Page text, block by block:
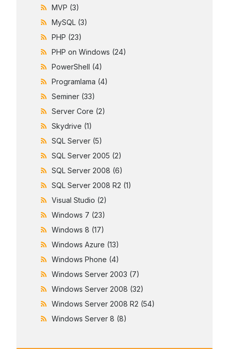
MVP (3)
MySQL (3)
PHP (23)
PHP on Windows (24)
PowerShell (4)
Programlama (4)
Seminer (33)
Server Core (2)
Skydrive (1)
SQL Server (5)
SQL Server 2005 (2)
SQL Server 2008 (6)
SQL Server 2008 R2 (1)
Visual Studio (2)
Windows 7 (23)
Windows 8 (17)
Windows Azure (13)
Windows Phone (4)
Windows Server 2003 (7)
Windows Server 2008 (32)
Windows Server 2008 R2 (54)
Windows Server 8 (8)